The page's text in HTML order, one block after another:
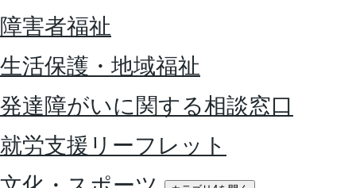
障害者福祉
生活保護・地域福祉
発達障がいに関する相談窓口
就労支援リーフレット